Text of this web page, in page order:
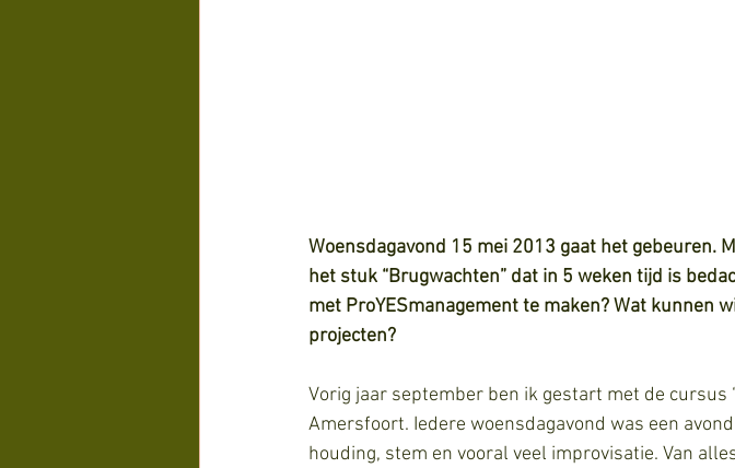
Woensdagavond 15 mei 2013 gaat het gebeuren.
het stuk “Brugwachten” dat in 5 weken tijd is
met ProYESmanagement te maken? Wat kunnen
projecten?
Vorig jaar september ben ik gestart met de cursus
Amersfoort. Iedere woensdagavond was een
houding, stem en vooral veel improvisatie. Van